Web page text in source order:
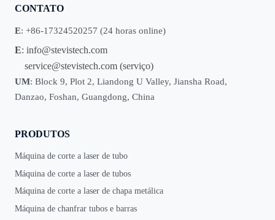
CONTATO
E: +86-17324520257 (24 horas online)
E: info@stevistech.com
service@stevistech.com (serviço)
UM: Block 9, Plot 2, Liandong U Valley, Jiansha Road,
Danzao, Foshan, Guangdong, China
PRODUTOS
Máquina de corte a laser de tubo
Máquina de corte a laser de tubos
Máquina de corte a laser de chapa metálica
Máquina de chanfrar tubos e barras